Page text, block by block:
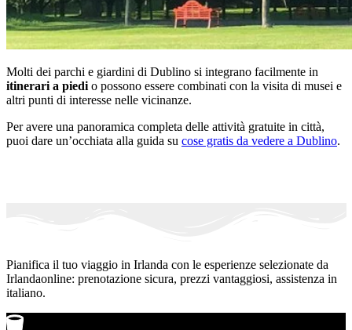
Molti dei parchi e giardini di Dublino si integrano facilmente in
itinerari a piedi o possono essere combinati con la visita di musei e
altri punti di interesse nelle vicinanze.
Per avere una panoramica completa delle attività gratuite in città,
puoi dare un’occhiata alla guida su cose gratis da vedere a Dublino.
Pianifica il tuo viaggio in Irlanda con le esperienze selezionate da
Irlandaonline: prenotazione sicura, prezzi vantaggiosi, assistenza in
italiano.